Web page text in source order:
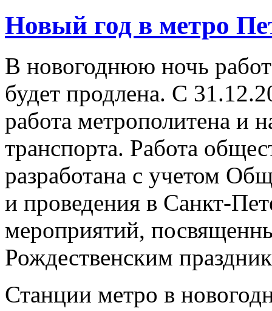
Новый год в метро
В новогоднюю ночь
будет продлена. С
работа метрополитена и
транспорта. Работа
разработана с учетом
и проведения в Санкт-
мероприятий,
Рождественским
Станции метро в